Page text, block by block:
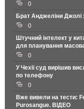
0
Брат Анджеліни Джолі
0
Штучний інтелект у
для планування
0
У Чехії суд вирішив
по телефону
0
Вже вивели на тести:
Purosangue. ВІДЕО